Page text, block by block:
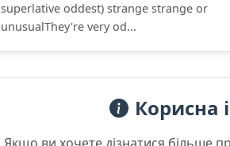
superlative oddest) strange strange or
unusualThey're very od...
Корисна